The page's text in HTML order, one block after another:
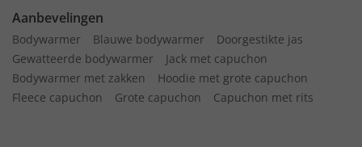
Aanbevelingen
Bodywarmer Blauwe bodywarmer
Doorgestikte jas
Gewatteerde bodywarmer
Jack met capuchon
Bodywarmer met zakken
Hoodie met grote capuchon
Fleece capuchon
Grote capuchon Capuchon met rits